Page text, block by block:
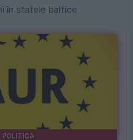
în statele baltice
POLITICA